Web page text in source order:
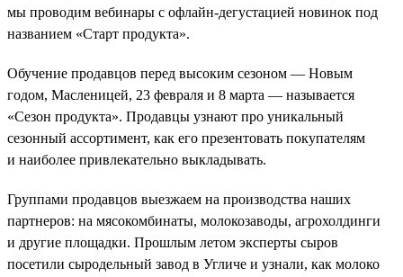
мы проводим вебинары с офлайн-дегустацией новинок под
названием «Старт продукта».
Обучение продавцов перед высоким сезоном — Новым
годом, Масленицей, 23 февраля и 8 марта — называется
«Сезон продукта». Продавцы узнают про уникальный
сезонный ассортимент, как его презентовать покупателям
и наиболее привлекательно выкладывать.
Группами продавцов выезжаем на производства наших
партнеров: на мясокомбинаты, молокозаводы, агрохолдинги
и другие площадки. Прошлым летом эксперты сыров
посетили сыродельный завод в Угличе и узнали, как молоко